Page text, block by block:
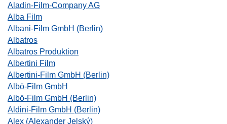
Aladin-Film-Company AG
Alba Film
Albani-Film GmbH (Berlin)
Albatros
Albatros Produktion
Albertini Film
Albertini-Film GmbH (Berlin)
Albö-Film GmbH
Albö-Film GmbH (Berlin)
Aldini-Film GmbH (Berlin)
Alex (Alexander Jelský)